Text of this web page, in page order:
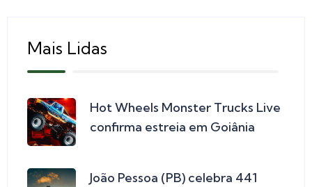
Mais Lidas
Hot Wheels Monster Trucks Live
confirma estreia em Goiânia
João Pessoa (PB) celebra 441